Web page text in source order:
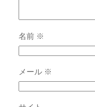
名前 ※
メール ※